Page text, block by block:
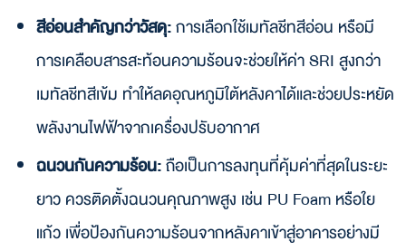
สีอ่อนสำคัญกว่าวัสดุ:การเลือกใช้เมทัลชีทสีอ่อน หรือมี
การเคลือบสารสะท้อนความร้อนจะช่วยให้ค่า SRI สูงกว่า
เมทัลชีทสีเข้ม ทำให้ลดอุณหภูมิใต้หลังคาได้และช่วยประหยัด
พลังงานไฟฟ้าจากเครื่องปรับอากาศ
ฉนวนกันความร้อน:ถือเป็นการลงทุนที่คุ้มค่าที่สุดในระยะ
ยาว ควรติดตั้งฉนวนคุณภาพสูง เช่น PU Foam หรือใย
แก้ว เพื่อป้องกันความร้อนจากหลังคาเข้าสู่อาคารอย่างมี